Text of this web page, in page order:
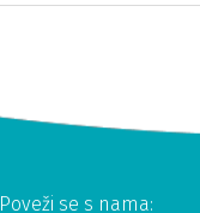
Poveži se s nama: